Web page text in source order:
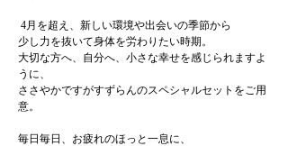
少し力を抜いて身体を労わりたい時期。
大切な方へ、自分へ、小さな幸せを感じられますよ
うに、
ささやかですがすずらんのスペシャルセットをご用
意。
毎日毎日、お疲れのほっと一息に、